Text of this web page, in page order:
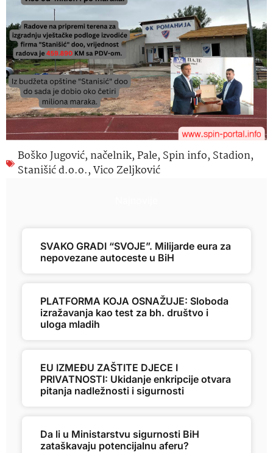
Boško Jugović, načelnik,Pale, Spin info, Stadion,
Stanišić d.o.o.,Vico Zeljković
SVAKO GRADI “SVOJE”. Milijarde eura za
nepovezane autoceste u BiH
PLATFORMA KOJA OSNAŽUJE: Sloboda
izražavanja kao test za bh. društvo i
uloga mladih
EU IZMEĐU ZAŠTITE DJECE I
PRIVATNOSTI: Ukidanje enkripcije otvara
pitanja nadležnosti i sigurnosti
Da li u Ministarstvu sigurnosti BiH
zataškavaju potencijalnu aferu?